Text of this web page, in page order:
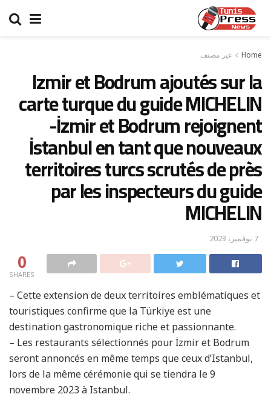
Home غير مصنف
Izmir et Bodrum ajoutés sur la
carte turque du guide MICHELIN
-İzmir et Bodrum rejoignent
İstanbul en tant que nouveaux
territoires turcs scrutés de près
par les inspecteurs du guide
MICHELIN
7 نوفمبر، 2023
0
SHARES
– Cette extension de deux territoires emblématiques et
touristiques confirme que la Türkiye est une
destination gastronomique riche et passionnante.
– Les restaurants sélectionnés pour İzmir et Bodrum
seront annoncés en même temps que ceux d’Istanbul,
lors de la même cérémonie qui se tiendra le 9
novembre 2023 à Istanbul.